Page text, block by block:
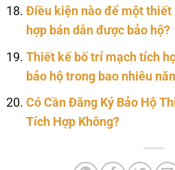
Điều kiện nào để một
hợp bán dẫn được bảo hộ?
Thiết kế bố trí mạch tích
bảo hộ trong bao nhiêu
Có Cần Đăng Ký Bảo Hộ
Tích Hợp Không?